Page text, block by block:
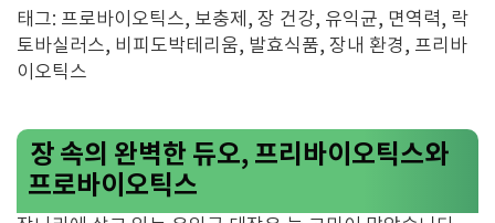
태그: 프로바이오틱스, 보충제, 장 건강, 유익균, 면역력, 락
토바실러스, 비피도박테리움, 발효식품, 장내 환경, 프리바
이오틱스
장 속의 완벽한 듀오, 프리바이오틱스와
프로바이오틱스